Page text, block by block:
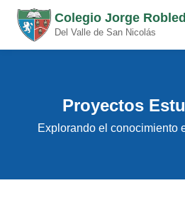
Colegio Jorge
Del Valle de San Nicolás
Proyectos
Explorando el conocimiento